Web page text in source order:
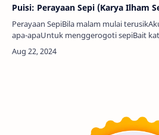
Puisi: Perayaan Sepi (Karya Ilham
Perayaan SepiBila malam mulai
apa-apaUntuk menggerogoti sepiBait
mampu mengobatiSeperti sulap tanpa
tidak mungkin engkau bacaTujuan menja…